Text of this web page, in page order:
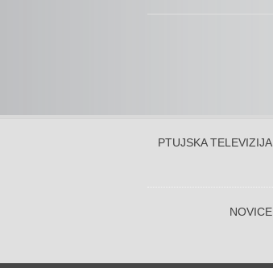
PTUJSKA TELEVIZIJA
NOVICE